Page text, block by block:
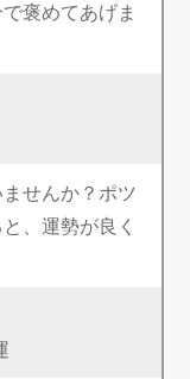
褒めてあげま
せんか？ポツ
、運勢が良く